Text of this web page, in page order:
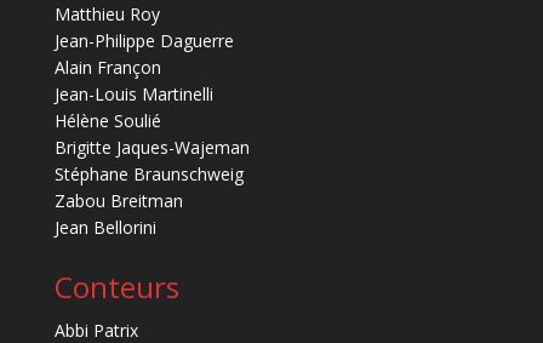
Matthieu Roy
Jean-Philippe Daguerre
Alain Françon
Jean-Louis Martinelli
Hélène Soulié
Brigitte Jaques-Wajeman
Stéphane Braunschweig
Zabou Breitman
Jean Bellorini
Conteurs
Abbi Patrix